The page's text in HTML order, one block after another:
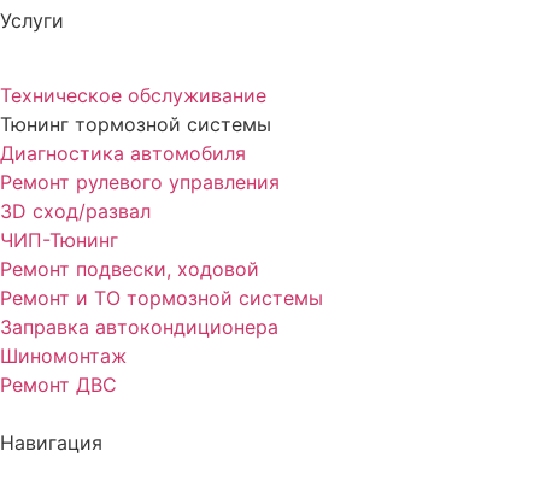
Услуги
Техническое обслуживание
Тюнинг тормозной системы
Диагностика автомобиля
Ремонт рулевого управления
3D сход/развал
ЧИП-Тюнинг
Ремонт подвески, ходовой
Ремонт и ТО тормозной системы
Заправка автокондиционера
Шиномонтаж
Ремонт ДВС
Навигация